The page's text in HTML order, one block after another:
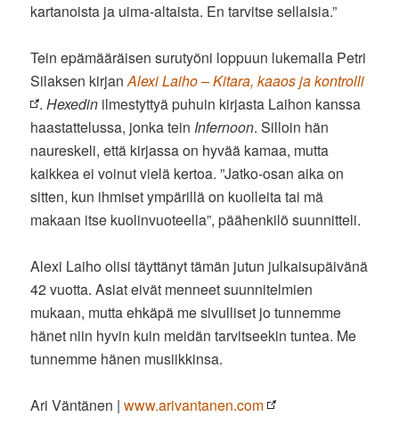
kartanoista ja uima-altaista. En tarvitse sellaisia.”
Tein epämääräisen surutyöni loppuun lukemalla Petri
Silaksen kirjanAlexi Laiho – Kitara, kaaos ja kontrolli
.Hexedin ilmestyttyä puhuin kirjasta Laihon kanssa
haastattelussa, jonka tein Infernoon. Silloin hän
naureskeli, että kirjassa on hyvää kamaa, mutta
kaikkea ei voinut vielä kertoa. ”Jatko-osan aika on
sitten, kun ihmiset ympärillä on kuolleita tai mä
makaan itse kuolinvuoteella”, päähenkilö suunnitteli.
Alexi Laiho olisi täyttänyt tämän jutun julkaisupäivänä
42 vuotta. Asiat eivät menneet suunnitelmien
mukaan, mutta ehkäpä me sivulliset jo tunnemme
hänet niin hyvin kuin meidän tarvitseekin tuntea. Me
tunnemme hänen musiikkinsa.
Ari Väntänen |www.arivantanen.com